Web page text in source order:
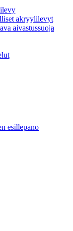
akryylilevyt
aivastussuoja
esillepano